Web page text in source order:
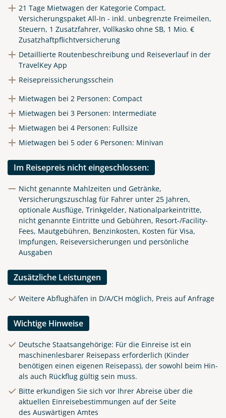
21 Tage Mietwagen der Kategorie Compact.
Versicherungspaket All-In - inkl. unbegrenzte Freimeilen,
Steuern, 1 Zusatzfahrer, Vollkasko ohne SB, 1 Mio. €
Zusatzhaftpflichtversicherung
Detaillierte Routenbeschreibung und Reiseverlauf in der
TravelKey App
Reisepreissicherungsschein
Mietwagen bei 2 Personen: Compact
Mietwagen bei 3 Personen: Intermediate
Mietwagen bei 4 Personen: Fullsize
Mietwagen bei 5 oder 6 Personen: Minivan
Im Reisepreis nicht eingeschlossen:
Nicht genannte Mahlzeiten und Getränke,
Versicherungszuschlag für Fahrer unter 25 Jahren,
optionale Ausflüge, Trinkgelder, Nationalparkeintritte,
nicht genannte Eintritte und Gebühren, Resort-/Facility-
Fees, Mautgebühren, Benzinkosten, Kosten für Visa,
Impfungen, Reiseversicherungen und persönliche
Ausgaben
Zusätzliche Leistungen
Weitere Abflughäfen in D/A/CH möglich, Preis auf Anfrage
Wichtige Hinweise
Deutsche Staatsangehörige: Für die Einreise ist ein
maschinenlesbarer Reisepass erforderlich (Kinder
benötigen einen eigenen Reisepass), der sowohl beim Hin-
als auch Rückflug gültig sein muss.
Bitte erkundigen Sie sich vor Ihrer Abreise über die
aktuellen Einreisebestimmungen auf der Seite
des Auswärtigen Amtes